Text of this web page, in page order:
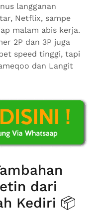
langganan
Netflix, sampe
malam abis kerja.
2P dan 3P juga
speed tinggi, tapi
dan Langit
dari
Kediri 📦